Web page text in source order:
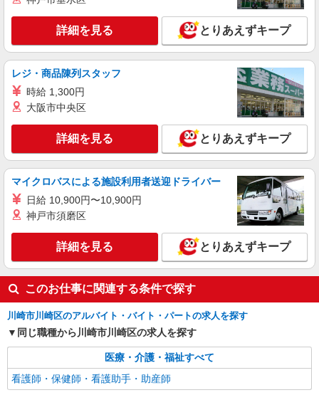
る）
神奈川県川崎市川崎区
詳細を見る
派遣社員
株式会社kotrio /●SW-H2-1985915
京急川崎駅＊夜勤専従＊日収4.3万円〜！高時
給な看護スタッフ
時給2400円〜3000円 ＜日払い有/週払い有/交
通費全支給(ガソリン代含む)＞
川崎市川崎区内
キープ 詳細を見る
詳細を見る とりあえずキープ
レジ・商品陳列スタッフ
時給 1,300円
大阪市中央区
詳細を見る とりあえずキープ
マイクロバスによる施設利用者送迎ドライバー
日給 10,900円〜10,900円
神戸市須磨区
詳細を見る とりあえずキープ
このお仕事に関連する条件で探す
川崎市川崎区のアルバイト・バイト・パートの求人を探す
同じ職種から川崎市川崎区の求人を探す
医療・介護・福祉すべて
看護師・保健師・看護助手・助産師